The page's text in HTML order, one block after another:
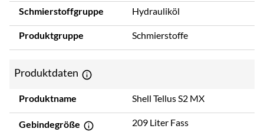
Schmierstoffgruppe Hydrauliköl
Produktgruppe Schmierstoffe
Produktdaten
Produktname Shell Tellus S2 MX
Gebindegröße 209 Liter Fass